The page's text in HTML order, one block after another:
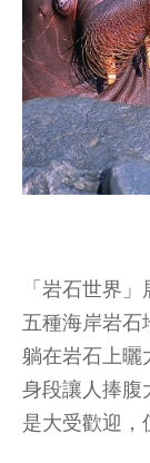
「岩石世界
五種海岸岩石
躺在岩石上曬
身段讓人捧腹
是大受歡迎，